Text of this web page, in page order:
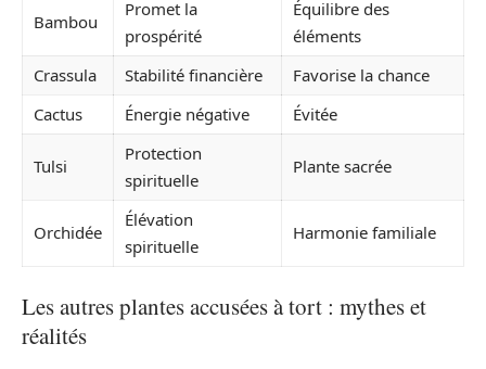
Bambou
Promet la
prospérité
Équilibre des
éléments
Crassula
Stabilité financière
Favorise la chance
Cactus
Énergie négative Évitée
Tulsi
Protection
spirituelle
Plante sacrée
Orchidée
Élévation
spirituelle
Harmonie familiale
Les autres plantes accusées à tort : mythes et
réalités